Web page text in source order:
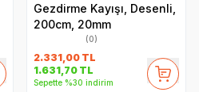
Gezdirme Kayışı, Desenli,
200cm, 20mm
(0)
2.331,00 TL
1.631,70 TL
Sepette %30 indirim